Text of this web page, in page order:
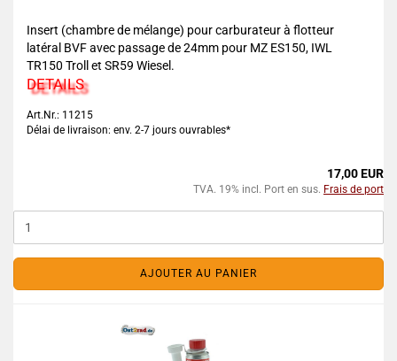
Insert (chambre de mélange) pour carburateur à flotteur
latéral BVF avec passage de 24mm pour MZ ES150, IWL
TR150 Troll et SR59 Wiesel.
DETAILS
Art.Nr.: 11215
Délai de livraison: env. 2-7 jours ouvrables*
17,00 EUR
TVA. 19% incl. Port en sus. Frais de port
AJOUTER AU PANIER